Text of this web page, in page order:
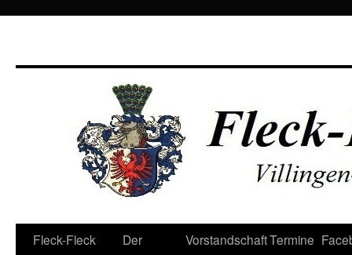
Zum
Fleck-Fleck
Der
VorstandschaftTermine